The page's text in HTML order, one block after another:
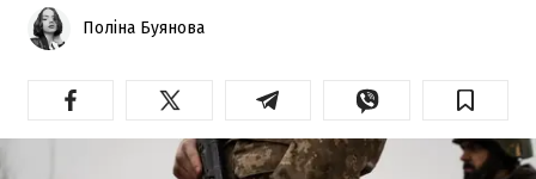
Поліна Буянова